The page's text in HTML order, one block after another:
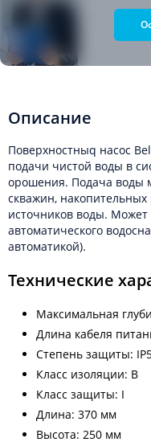
Описание
Поверхностныq насос
подачи чистой воды в
орошения. Подача воды
скважин, накопительных
источников воды. Может
автоматического
автоматикой).
Технические
Максимальная
Длина кабеля
Степень защиты:
Класс изоляции: B
Класс защиты: I
Длина: 370 мм
Высота: 250 мм